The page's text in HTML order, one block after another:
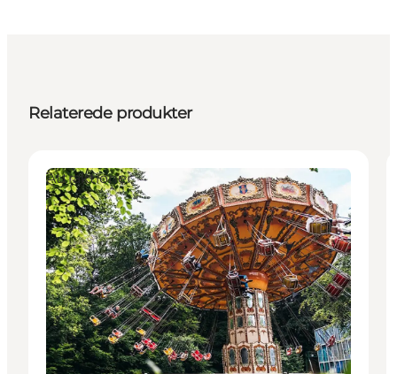
Relaterede produkter
Attraktioner